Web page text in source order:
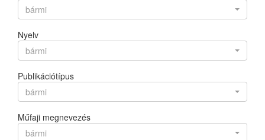
bármi
Nyelv
bármi
Publikációtípus
bármi
Műfaji megnevezés
bármi